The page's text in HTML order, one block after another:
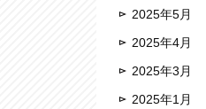
2025年5月
2025年4月
2025年3月
2025年1月